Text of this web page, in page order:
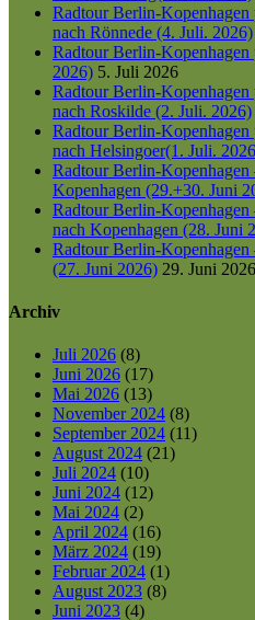
Radtour Berlin-
nach Rönnede (4. Juli. 2026)
Radtour Berlin-
2026) 5. Juli 2026
Radtour Berlin-
nach Roskilde (2. Juli. 2026)
Radtour Berlin-Kopenhagen
nach Helsingoer(1. Juli.
Radtour Berlin-Kopenhagen
Kopenhagen (29.+30. Juni
Radtour Berlin-
nach Kopenhagen (28. Juni
Radtour Berlin-
(27. Juni 2026) 29. Juni 2026
Archiv
Juli 2026 (8)
Juni 2026 (17)
Mai 2026 (13)
November 2024 (8)
September 2024 (11)
August 2024 (21)
Juli 2024 (10)
Juni 2024 (12)
Mai 2024 (2)
April 2024 (16)
März 2024 (19)
Februar 2024 (1)
August 2023 (8)
Juni 2023 (4)